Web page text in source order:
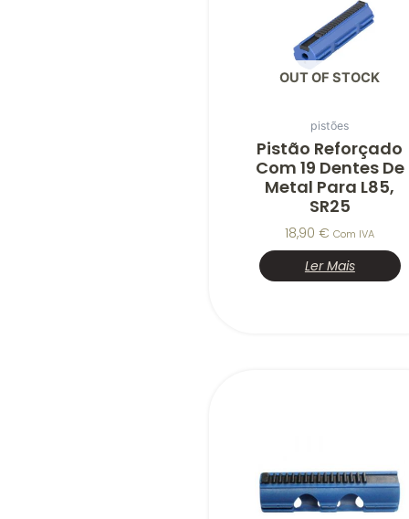
OUT OF STOCK
pistões
Pistão Reforçado
Com 19 Dentes De
Metal Para L85,
SR25
18,90€ Com IVA
Ler Mais